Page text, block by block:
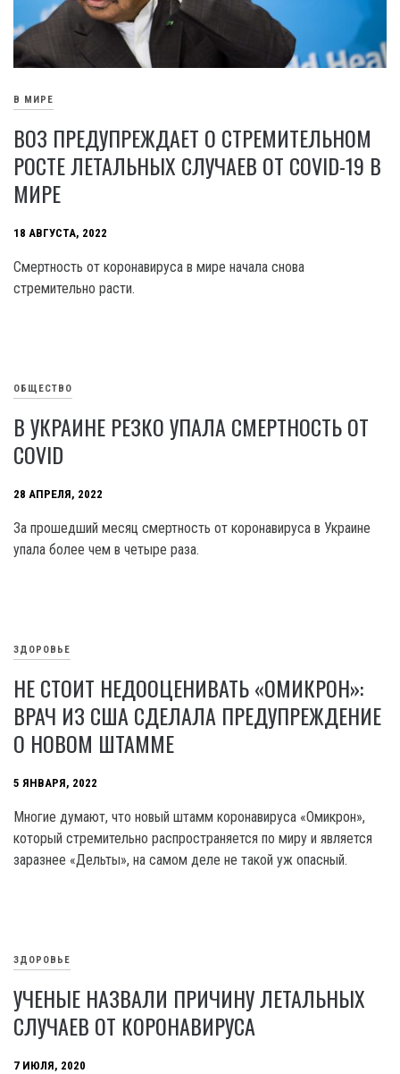
В МИРЕ
ВОЗ ПРЕДУПРЕЖДАЕТ О СТРЕМИТЕЛЬНОМ
РОСТЕ ЛЕТАЛЬНЫХ СЛУЧАЕВ ОТ COVID-19 В
МИРЕ
18 АВГУСТА, 2022
Смертность от коронавируса в мире начала снова
стремительно расти.
ОБЩЕСТВО
В УКРАИНЕ РЕЗКО УПАЛА СМЕРТНОСТЬ ОТ
COVID
28 АПРЕЛЯ, 2022
За прошедший месяц смертность от коронавируса в Украине
упала более чем в четыре раза.
ЗДОРОВЬЕ
НЕ СТОИТ НЕДООЦЕНИВАТЬ «ОМИКРОН»:
ВРАЧ ИЗ США СДЕЛАЛА ПРЕДУПРЕЖДЕНИЕ
О НОВОМ ШТАММЕ
5 ЯНВАРЯ, 2022
Многие думают, что новый штамм коронавируса «Омикрон»,
который стремительно распространяется по миру и является
заразнее «Дельты», на самом деле не такой уж опасный.
ЗДОРОВЬЕ
УЧЕНЫЕ НАЗВАЛИ ПРИЧИНУ ЛЕТАЛЬНЫХ
СЛУЧАЕВ ОТ КОРОНАВИРУСА
7 ИЮЛЯ, 2020